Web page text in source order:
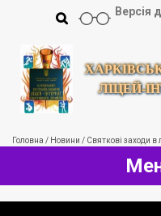
ЛІЦЕЙ-
Версія
Головна / Новини / Святкові заходи в